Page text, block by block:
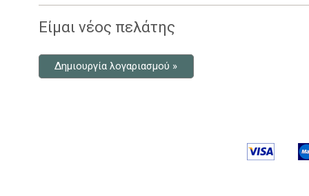
Είμαι νέος πελάτης
Δημιουργία λογαριασμού »